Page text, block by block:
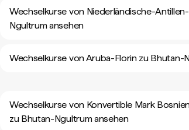
Wechselkurse von Niederländische-
Ngultrum ansehen
Wechselkurse von Aruba-Florin zu Bhutan-
Wechselkurse von Konvertible Mark
zu Bhutan-Ngultrum ansehen